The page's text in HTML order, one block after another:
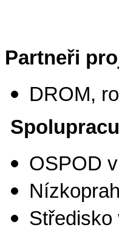
Partneři
DROM,
OSPOD
Středisko